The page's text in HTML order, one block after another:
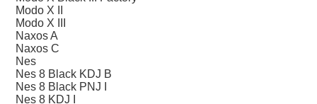
Modo X II
Modo X III
Naxos A
Naxos C
Nes
Nes 8 Black KDJ B
Nes 8 Black PNJ I
Nes 8 KDJ I